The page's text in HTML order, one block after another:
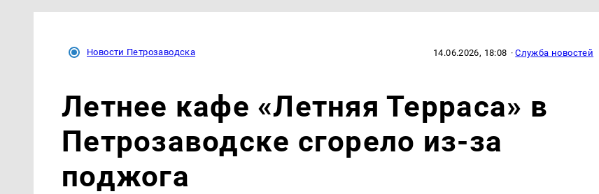
Новости Петрозаводска 14.06.2026, 18:08 ·Служба новостей
Летнее кафе «Летняя Терраса» в
Петрозаводске сгорело из-за
поджога